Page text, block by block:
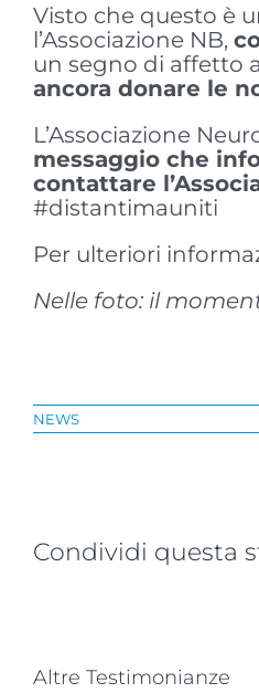
Visto che questo è
l’Associazione NB,
un segno di affetto
ancora donare le
L’Associazione
messaggio che
contattare
#distantimauniti
Per ulteriori
Nelle foto: il
NEWS
Condividi questa
Altre Testimonianze